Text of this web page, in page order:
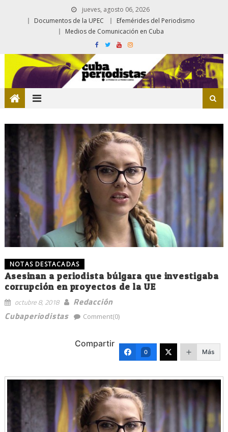
jueves, agosto 06, 2026
Documentos de la UPEC
Efemérides del Periodismo
Medios de Comunicación en Cuba
NOTAS DESTACADAS
Asesinan a periodista búlgara que investigaba
corrupción en proyectos de la UE
octubre 8, 2018
Redacción
Cubaperiodistas
Comment(0)
Compartir
0 Más